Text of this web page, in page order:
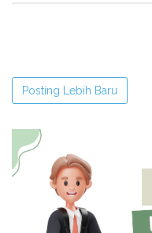
Posting Lebih Baru